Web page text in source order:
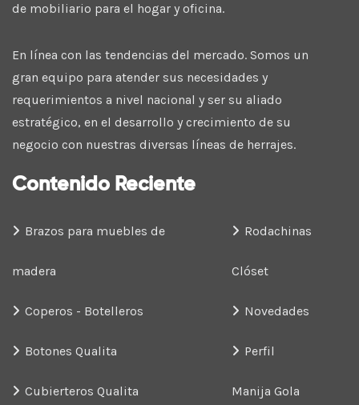
de mobiliario para el hogar y oficina.
En línea con las tendencias del mercado. Somos un
gran equipo para atender sus necesidades y
requerimientos a nivel nacional y ser su aliado
estratégico, en el desarrollo y crecimiento de su
negocio con nuestras diversas líneas de herrajes.
Contenido Reciente
Brazos para muebles de
madera
Coperos - Botelleros
Botones Qualita
Cubierteros Qualita
Rodachinas
Clóset
Novedades
Perfil
Manija Gola